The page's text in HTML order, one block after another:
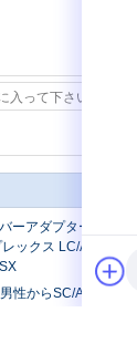
ーアダプター LC/
レックス LC/APC-LC/
性からSC/APC 女性